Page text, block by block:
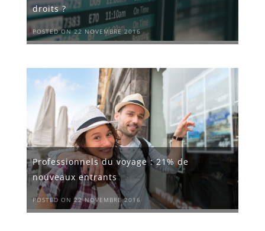
droits ?
POSTED ON 22 NOVEMBRE 2016
Professionnels du voyage : 21% de
nouveaux entrants
POSTED ON 22 NOVEMBRE 2016